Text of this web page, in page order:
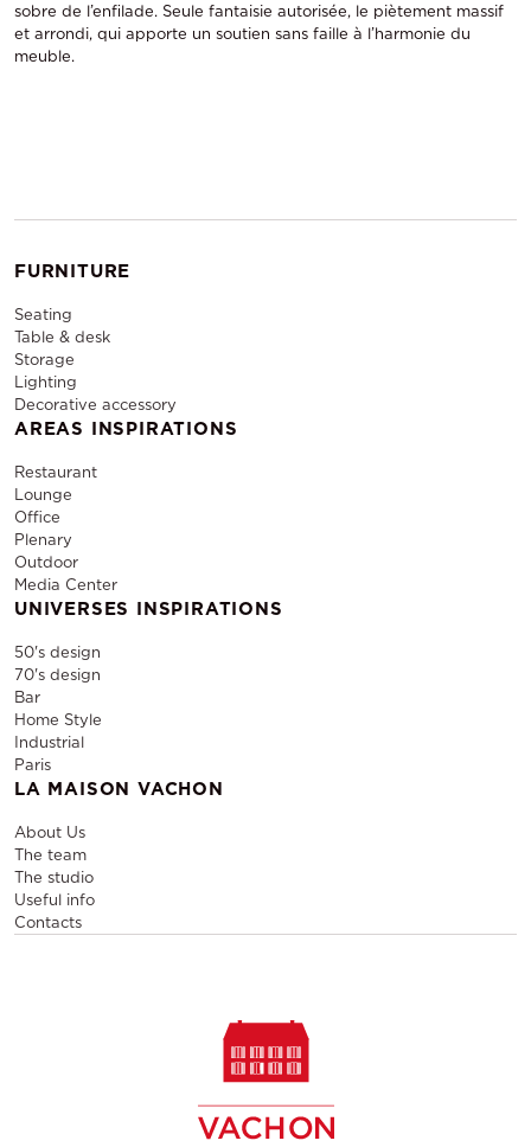
sobre de l’enfilade. Seule fantaisie autorisée, le piètement massif
et arrondi, qui apporte un soutien sans faille à l’harmonie du
meuble.
FURNITURE
Seating
Table & desk
Storage
Lighting
Decorative accessory
AREAS INSPIRATIONS
Restaurant
Lounge
Office
Plenary
Outdoor
Media Center
UNIVERSES INSPIRATIONS
50's design
70's design
Bar
Home Style
Industrial
Paris
LA MAISON VACHON
About Us
The team
The studio
Useful info
Contacts